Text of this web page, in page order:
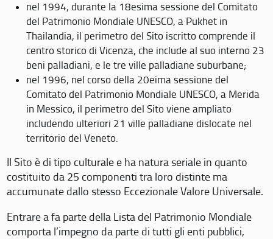
nel 1994, durante la 18esima sessione del Comitato
del Patrimonio Mondiale UNESCO, a Pukhet in
Thailandia, il perimetro del Sito iscritto comprende il
centro storico di Vicenza, che include al suo interno 23
beni palladiani, e le tre ville palladiane suburbane;
nel 1996, nel corso della 20eima sessione del
Comitato del Patrimonio Mondiale UNESCO, a Merida
in Messico, il perimetro del Sito viene ampliato
includendo ulteriori 21 ville palladiane dislocate nel
territorio del Veneto.
Il Sito è di tipo culturale e ha natura seriale in quanto
costituito da 25 componenti tra loro distinte ma
accumunate dallo stesso Eccezionale Valore Universale.
Entrare a fa parte della Lista del Patrimonio Mondiale
comporta l’impegno da parte di tutti gli enti pubblici,